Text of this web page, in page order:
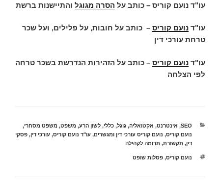
עו"ד נועם קוריס – כותב על הסרה מגוגל והתיישנות ברשת
עו"ד נועם קוריס – כותב על חובות, על פלילים, ועל שכר
טרחת עורכי דין
עו"ד נועם קוריס – כותב על הזהירות הנדרשת בשכר טרחה
לפי הצלחה
קטגוריות
SEO
, אינטרנט, אקטואליה,גוגל,כללי,לשון הרע, משפט, משפט מסחרי,
נועם קוריס, נועם קוריס עורכי דין ומגשרים,עו"ד נועם קוריס,עורכי דין,פסקי
דין, תקשורת, תרומה לקהילה
תגיות
נועם קוריס,פסלות שופט